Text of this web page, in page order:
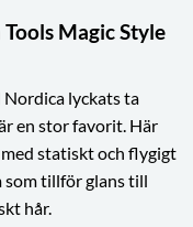
Magic Style
Nordica lyckats ta
en stor favorit. Här
statiskt och flygigt
som tillför glans till
hår.